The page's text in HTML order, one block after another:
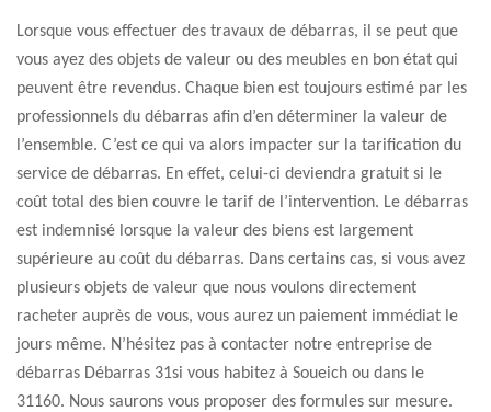
Lorsque vous effectuer des travaux de débarras, il se peut que
vous ayez des objets de valeur ou des meubles en bon état qui
peuvent être revendus. Chaque bien est toujours estimé par les
professionnels du débarras afin d’en déterminer la valeur de
l’ensemble. C’est ce qui va alors impacter sur la tarification du
service de débarras. En effet, celui-ci deviendra gratuit si le
coût total des bien couvre le tarif de l’intervention. Le débarras
est indemnisé lorsque la valeur des biens est largement
supérieure au coût du débarras. Dans certains cas, si vous avez
plusieurs objets de valeur que nous voulons directement
racheter auprès de vous, vous aurez un paiement immédiat le
jours même. N’hésitez pas à contacter notre entreprise de
débarras Débarras 31si vous habitez à Soueich ou dans le
31160. Nous saurons vous proposer des formules sur mesure.